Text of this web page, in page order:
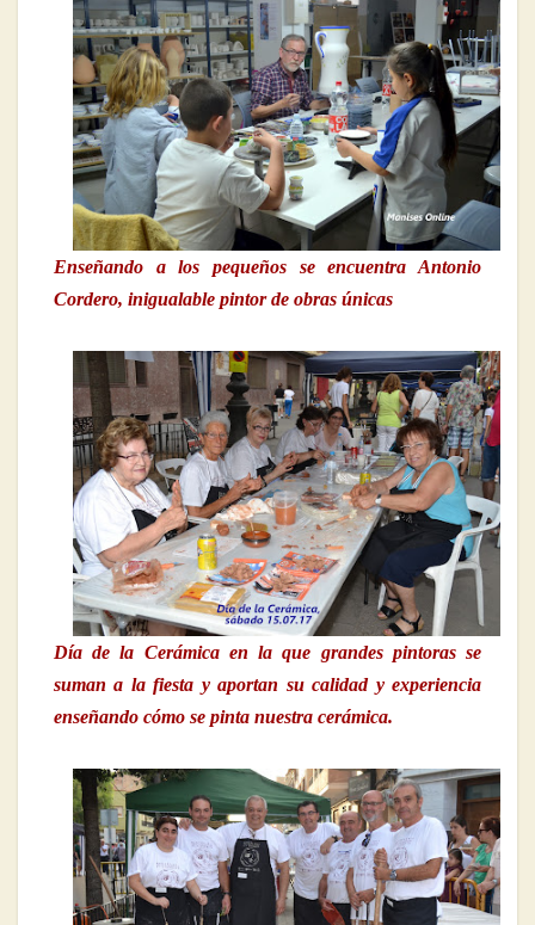
Enseñando a los pequeños se encuentra Antonio
Cordero, inigualable pintor de obras únicas
Día de la Cerámica en la que grandes pintoras se
suman a la fiesta y aportan su calidad y experiencia
enseñando cómo se pinta nuestra cerámica.